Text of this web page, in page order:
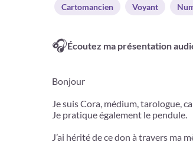
Cartomancien Voyant
🎧Écoutez ma présentation
Bonjour
Je suis Cora, médium, tarologue,
Je pratique également le pendule.
J’ai hérité de ce don à travers ma